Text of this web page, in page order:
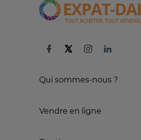
Qui sommes-nous ?
Vendre en ligne